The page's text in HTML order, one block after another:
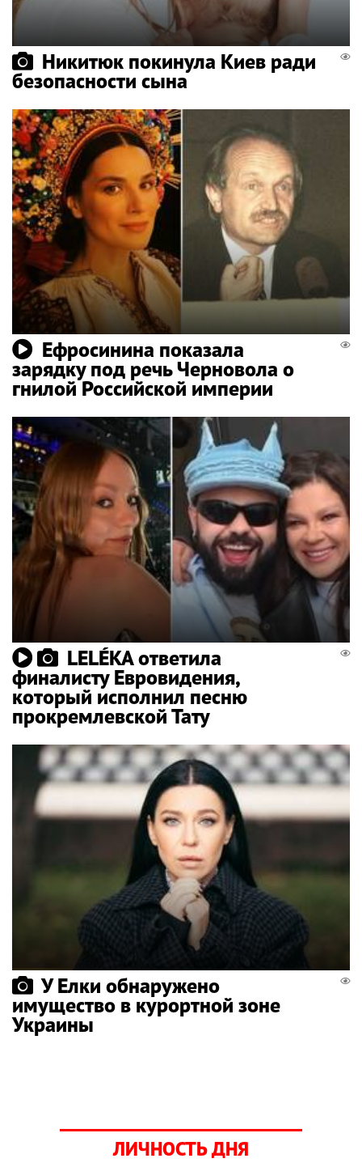
Никитюк покинула Киев ради
безопасности сына
Ефросинина показала
зарядку под речь Черновола о
гнилой Российской империи
LELÉKA ответила
финалисту Евровидения,
который исполнил песню
прокремлевской Тату
У Елки обнаружено
имущество в курортной зоне
Украины
ЛИЧНОСТЬ ДНЯ